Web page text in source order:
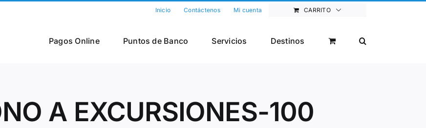
Inicio Contáctenos Mi cuenta CARRITO
Pagos Online Puntos de Banco Servicios Destinos
A EXCURSIONES-100